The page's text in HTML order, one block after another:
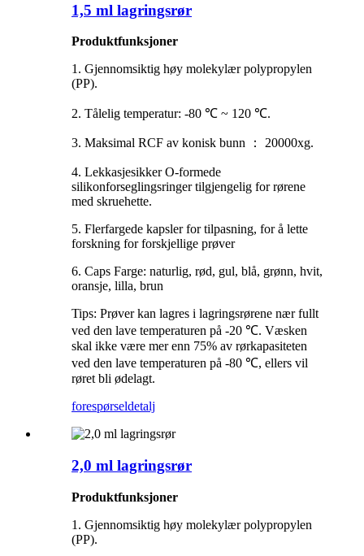
1,5 ml lagringsrør
Produktfunksjoner
1. Gjennomsiktig høy molekylær polypropylen
(PP).
2. Tålelig temperatur: -80 ℃ ~ 120 ℃.
3. Maksimal RCF av konisk bunn ： 20000xg.
4. Lekkasjesikker O-formede
silikonforseglingsringer tilgjengelig for rørene
med skruehette.
5. Flerfargede kapsler for tilpasning, for å lette
forskning for forskjellige prøver
6. Caps Farge: naturlig, rød, gul, blå, grønn, hvit,
oransje, lilla, brun
Tips: Prøver kan lagres i lagringsrørene nær fullt
ved den lave temperaturen på -20 ℃. Væsken
skal ikke være mer enn 75% av rørkapasiteten
ved den lave temperaturen på -80 ℃, ellers vil
røret bli ødelagt.
forespørseldetalj
2,0 ml lagringsrør
Produktfunksjoner
1. Gjennomsiktig høy molekylær polypropylen
(PP).